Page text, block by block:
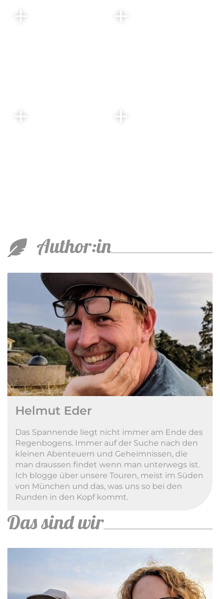
Author:in
Helmut Eder
Das Spannende liegt nicht immer am Ende des
Regenbogens. Immer auf der Suche nach den
kleinen Abenteuern und Geheimnissen, die
man draussen findet wenn man unterwegs ist.
Ich blogge über unsere Touren, meist im Süden
von München und das, was uns so bei den
Runden in den Kopf kommt.
Das sind wir